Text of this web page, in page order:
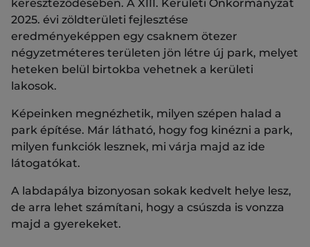
kereszteződésében. A XIII. Kerületi Önkormányzat
2025. évi zöldterületi fejlesztése
eredményeképpen egy csaknem ötezer
négyzetméteres területen jön létre új park, melyet
heteken belül birtokba vehetnek a kerületi
lakosok.
Képeinken megnézhetik, milyen szépen halad a
park építése. Már látható, hogy fog kinézni a park,
milyen funkciók lesznek, mi várja majd az ide
látogatókat.
A labdapálya bizonyosan sokak kedvelt helye lesz,
de arra lehet számítani, hogy a csúszda is vonzza
majd a gyerekeket.